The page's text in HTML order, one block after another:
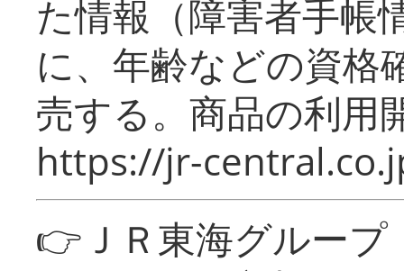
た情報（障害者手帳
に、年齢などの資格
売する。商品の利用
https://jr-
👉ＪＲ東海グルー